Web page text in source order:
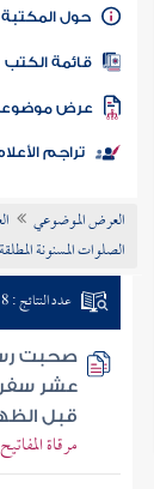
كتاب الأمة
المكتبة
الكتب
موضوعي
تراجم الأعلام
العرض الموضوعي
الصلوات المسنونة المطلقة
عدد النتائج : 618
صحبت
عشر
قبل
مرقاة